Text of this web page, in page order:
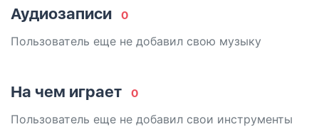
Аудиозаписи 0
Пользователь еще не добавил свою музыку
На чем играет 0
Пользователь еще не добавил свои инструменты